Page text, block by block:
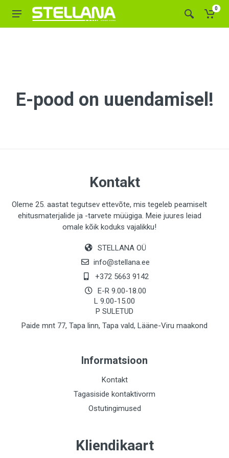
0
E-pood on uuendamisel!
Kontakt
Oleme 25. aastat tegutsev ettevõte, mis tegeleb peamiselt
ehitusmaterjalide ja -tarvete müügiga. Meie juures leiad
omale kõik koduks vajalikku!
STELLANA OÜ
info@stellana.ee
+372 5663 9142
E-R 9.00-18.00
L 9.00-15.00
P SULETUD
Paide mnt 77, Tapa linn, Tapa vald, Lääne-Viru maakond
Informatsioon
Kontakt
Tagasiside kontaktivorm
Ostutingimused
Kliendikaart